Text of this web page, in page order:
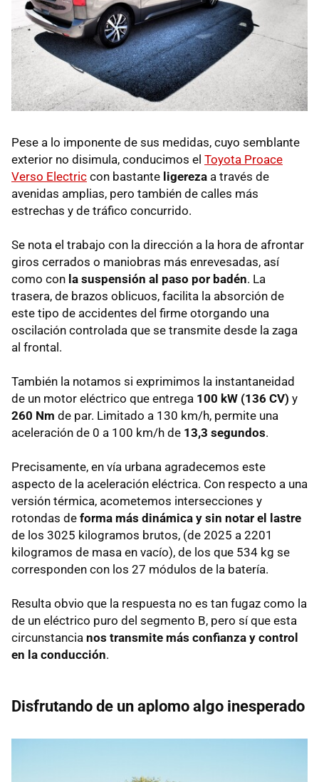
Pese a lo imponente de sus medidas, cuyo semblante
exterior no disimula, conducimos el Toyota Proace
Verso Electric con bastante ligereza a través de
avenidas amplias, pero también de calles más
estrechas y de tráfico concurrido.
Se nota el trabajo con la dirección a la hora de afrontar
giros cerrados o maniobras más enrevesadas, así
como con la suspensión al paso por badén. La
trasera, de brazos oblicuos, facilita la absorción de
este tipo de accidentes del firme otorgando una
oscilación controlada que se transmite desde la zaga
al frontal.
También la notamos si exprimimos la instantaneidad
de un motor eléctrico que entrega 100 kW (136 CV) y
260 Nm de par. Limitado a 130 km/h, permite una
aceleración de 0 a 100 km/h de 13,3 segundos.
Precisamente, en vía urbana agradecemos este
aspecto de la aceleración eléctrica. Con respecto a una
versión térmica, acometemos intersecciones y
rotondas de forma más dinámica y sin notar el lastre
de los 3025 kilogramos brutos, (de 2025 a 2201
kilogramos de masa en vacío), de los que 534 kg se
corresponden con los 27 módulos de la batería.
Resulta obvio que la respuesta no es tan fugaz como la
de un eléctrico puro del segmento B, pero sí que esta
circunstancia nos transmite más confianza y control
en la conducción.
Disfrutando de un aplomo algo inesperado